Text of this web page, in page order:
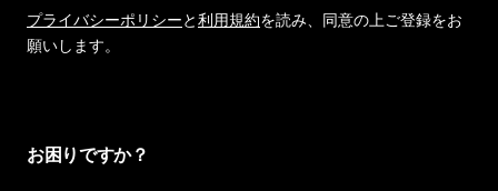
プライバシーポリシーと利用規約を読み、同意の上ご登録をお
願いします。
お困りですか？